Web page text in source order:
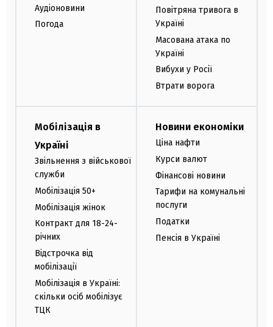
Аудіоновини
Погода
Повітряна тривога в
Україні
Масована атака по
Україні
Вибухи у Росії
Втрати ворога
Мобілізація в
Україні
Звільнення з військової
служби
Мобілізація 50+
Мобілізація жінок
Контракт для 18-24-
річних
Відстрочка від
мобілізації
Мобілізація в Україні:
скільки осіб мобілізує
ТЦК
Новини економіки
Ціна нафти
Курси валют
Фінансові новини
Тарифи на комунальні
послуги
Податки
Пенсія в Україні